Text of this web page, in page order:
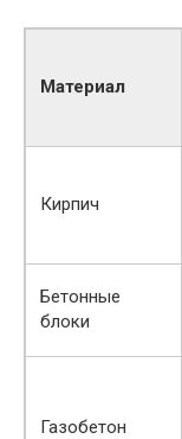
Материал
Кирпич
Бетонные
блоки
Газобетон